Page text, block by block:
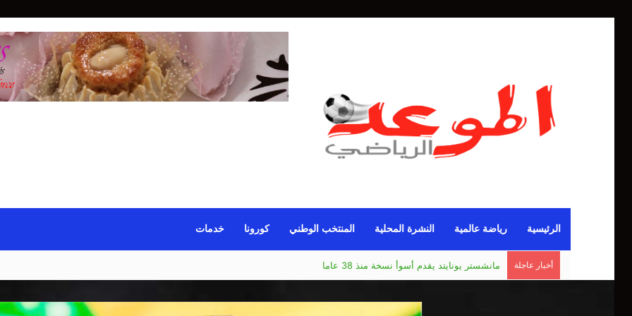
الرئيسية رياضة عالمية النشرة المحلية المنتخب الوطني كورونا خدمات
أخبار عاجلة
مانشستر يونايتد يقدم أسوأ نسخة منذ 38 عاما